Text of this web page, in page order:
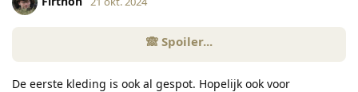
De eerste kleding is ook al gespot. Hopelijk ook voor